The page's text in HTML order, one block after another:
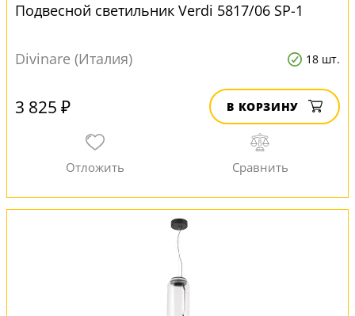
Подвесной светильник Verdi 5817/06 SP-1
Divinare (Италия) 18 шт.
3 825 ₽ В КОРЗИНУ